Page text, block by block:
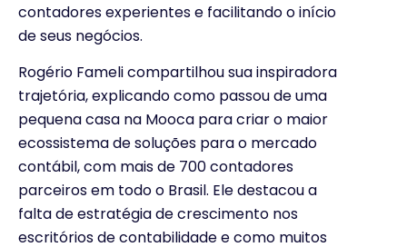
contadores experientes e facilitando o início
de seus negócios.
Rogério Fameli compartilhou sua inspiradora
trajetória, explicando como passou de uma
pequena casa na Mooca para criar o maior
ecossistema de soluções para o mercado
contábil, com mais de 700 contadores
parceiros em todo o Brasil. Ele destacou a
falta de estratégia de crescimento nos
escritórios de contabilidade e como muitos